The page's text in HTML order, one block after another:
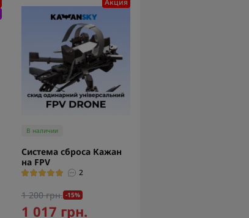
Акция
В наличии
Система сброса Кажан
на FPV
2
1 200 грн. -15%
1 017 грн.